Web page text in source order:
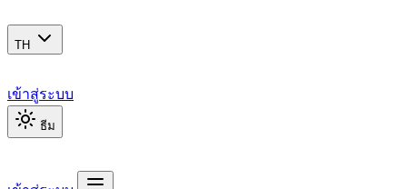
TH
เข้าสู่ระบบ
ธีม